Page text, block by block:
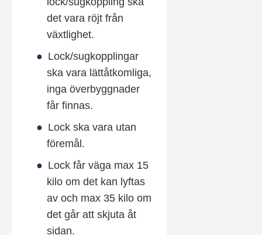
det vara röjt från
växtlighet.
Lock/sugkopplingar
ska vara lättåtkomliga,
inga överbyggnader
får finnas.
Lock ska vara utan
föremål.
Lock får väga max 15
kilo om det kan lyftas
av och max 35 kilo om
det går att skjuta åt
sidan.